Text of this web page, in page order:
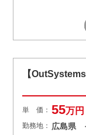
【
単 価： 55万円
勤務地： 広島県